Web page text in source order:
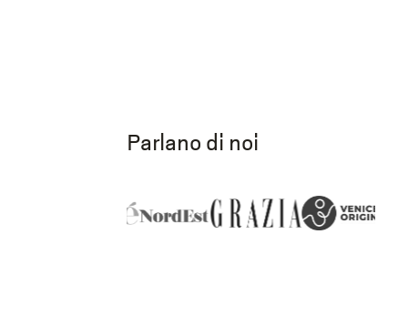
Parlano di noi